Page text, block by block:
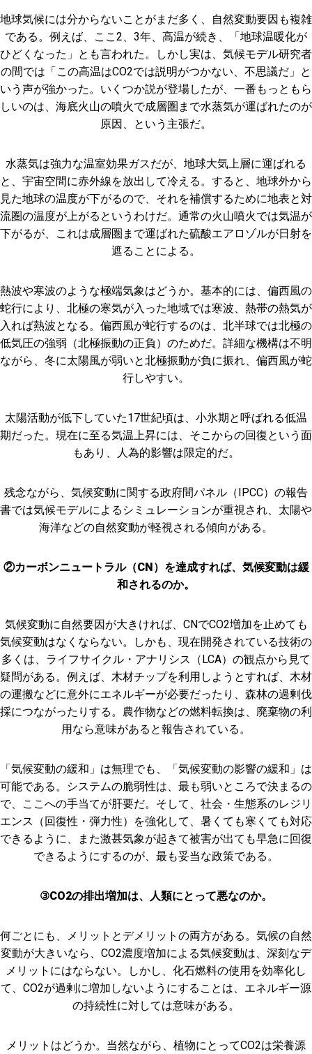
地球気候には分からないことがまだ多く、自然変動要因も複雑
である。例えば、ここ2、3年、高温が続き、「地球温暖化が
ひどくなった」とも言われた。しかし実は、気候モデル研究者
の間では「この高温はCO2では説明がつかない、不思議だ」と
いう声が強かった。いくつか説が登場したが、一番もっともら
しいのは、海底火山の噴火で成層圏まで水蒸気が運ばれたのが
原因、という主張だ。
水蒸気は強力な温室効果ガスだが、地球大気上層に運ばれる
と、宇宙空間に赤外線を放出して冷える。すると、地球外から
見た地球の温度が下がるので、それを補償するために地表と対
流圏の温度が上がるというわけだ。通常の火山噴火では気温が
下がるが、これは成層圏まで運ばれた硫酸エアロゾルが日射を
遮ることによる。
熱波や寒波のような極端気象はどうか。基本的には、偏西風の
蛇行により、北極の寒気が入った地域では寒波、熱帯の熱気が
入れば熱波となる。偏西風が蛇行するのは、北半球では北極の
低気圧の強弱（北極振動の正負）のためだ。詳細な機構は不明
ながら、冬に太陽風が弱いと北極振動が負に振れ、偏西風が蛇
行しやすい。
太陽活動が低下していた17世紀頃は、小氷期と呼ばれる低温
期だった。現在に至る気温上昇には、そこからの回復という面
もあり、人為的影響は限定的だ。
残念ながら、気候変動に関する政府間パネル（IPCC）の報告
書では気候モデルによるシミュレーションが重視され、太陽や
海洋などの自然変動が軽視される傾向がある。
②カーボンニュートラル（CN）を達成すれば、気候変動は緩
和されるのか。
気候変動に自然要因が大きければ、CNでCO2増加を止めても
気候変動はなくならない。しかも、現在開発されている技術の
多くは、ライフサイクル・アナリシス（LCA）の観点から見て
疑問がある。例えば、木材チップを利用しようとすれば、木材
の運搬などに意外にエネルギーが必要だったり、森林の過剰伐
採につながったりする。農作物などの燃料転換は、廃棄物の利
用なら意味があると報告されている。
「気候変動の緩和」は無理でも、「気候変動の影響の緩和」は
可能である。システムの脆弱性は、最も弱いところで決まるの
で、ここへの手当てが肝要だ。そして、社会・生態系のレジリ
エンス（回復性・弾力性）を強化して、暑くても寒くても対応
できるように、また激甚気象が起きて被害が出ても早急に回復
できるようにするのが、最も妥当な政策である。
③CO2の排出増加は、人類にとって悪なのか。
何ごとにも、メリットとデメリットの両方がある。気候の自然
変動が大きいなら、CO2濃度増加による気候変動は、深刻なデ
メリットにはならない。しかし、化石燃料の使用を効率化し
て、CO2が過剰に増加しないようにすることは、エネルギー源
の持続性に対しては意味がある。
メリットはどうか。当然ながら、植物にとってCO2は栄養源